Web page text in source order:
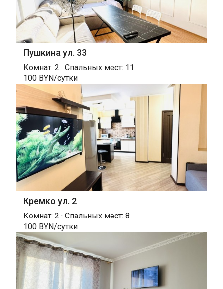
Пушкина ул. 33
Комнат: 2 · Спальных мест: 11
100 BYN/сутки
Кремко ул. 2
Комнат: 2 · Спальных мест: 8
100 BYN/сутки